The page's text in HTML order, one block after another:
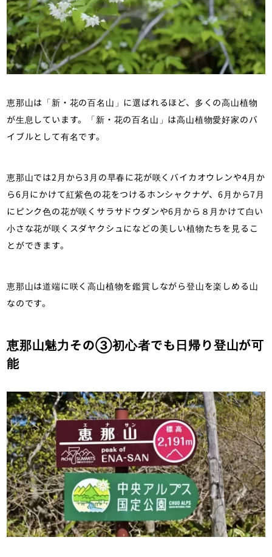
恵那山は「新・花の百名山」に選ばれるほど、多くの高山植物
が生息しています。「新・花の百名山」は高山植物愛好家のバ
イブルとして有名です。
恵那山では2月から3月の早春に花が咲くバイカオウレンや4月か
ら6月にかけて紅紫色の花をつけるホンシャクナゲ、6月から7月
にピンク色の花が咲くサラサドウダンや6月から８月かけて白い
小さな花が咲くスダヤクシュになどの美しい植物たちを見るこ
とができます。
恵那山は道端に咲く高山植物を鑑賞しながら登山を楽しめる山
なのです。
恵那山魅力その③初心者でも日帰り登山が可
能